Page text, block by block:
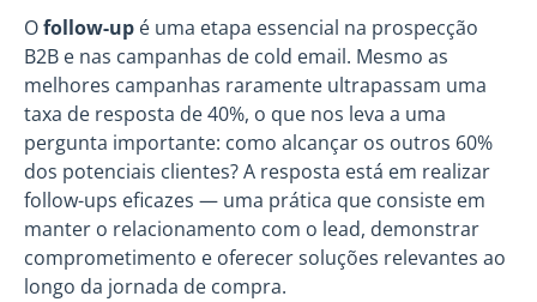
Ofollow-up é uma etapa essencial na prospecção
B2B e nas campanhas de cold email. Mesmo as
melhores campanhas raramente ultrapassam uma
taxa de resposta de 40%, o que nos leva a uma
pergunta importante: como alcançar os outros 60%
dos potenciais clientes? A resposta está em realizar
follow-ups eficazes — uma prática que consiste em
manter o relacionamento com o lead, demonstrar
comprometimento e oferecer soluções relevantes ao
longo da jornada de compra.